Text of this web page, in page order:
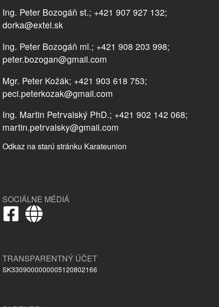
Ing. Peter Bozogáň st.; +421 907 927 132;
dorka@extel.sk
Ing. Peter Bozogáň ml.; +421 908 203 998;
peter.bozogan@gmail.com
Mgr. Peter Kožák; +421 903 618 753;
peci.peterkozak@gmail.com
Ing. Martin Petrvalský PhD.; +421 902 142 068;
martin.petrvalsky@gmail.com
Odkaz na starú stránku Karateunion
SOCIÁLNE MÉDIÁ
,
TRANSPARENTNÝ ÚČET
SK3309000000005120802166